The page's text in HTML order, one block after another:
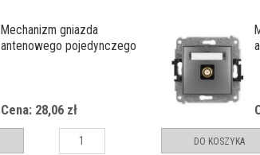
Mechanizm gniazda
antenowego pojedynczego
Cena: 28,06 zł
DO KOSZYKA